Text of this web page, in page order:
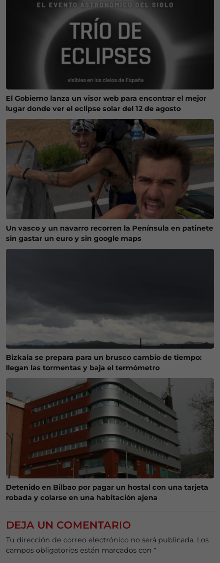
El Gobierno lanza un visor web para encontrar el mejor
lugar donde ver el eclipse solar del 12 de agosto
Un vasco y un navarro recorren la Península en patinete
sin gastar un euro y sin google maps
Bizkaia se prepara para un brusco cambio de tiempo:
llegan las tormentas y baja el termómetro
Detenido en Bilbao por pagar un hostal con una tarjeta
robada y colarse en una habitación ajena
DEJA UN COMENTARIO
Tu dirección de correo electrónico no será publicada. Los
campos obligatorios están marcados con *